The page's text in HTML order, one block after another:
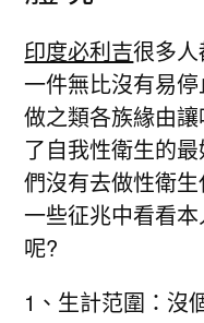
印度必利吉很多
一件無比沒有易
做之類各族緣由
了自我性衛生的
們沒有去做性衛
一些征兆中看看
呢?
1、生計范圍：沒